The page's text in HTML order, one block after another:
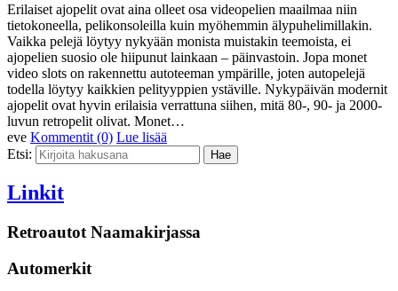
Erilaiset ajopelit ovat aina olleet osa videopelien maailmaa niin
tietokoneella, pelikonsoleilla kuin myöhemmin älypuhelimillakin.
Vaikka pelejä löytyy nykyään monista muistakin teemoista, ei
ajopelien suosio ole hiipunut lainkaan – päinvastoin. Jopa monet
video slots on rakennettu autoteeman ympärille, joten autopelejä
todella löytyy kaikkien pelityyppien ystäville. Nykypäivän modernit
ajopelit ovat hyvin erilaisia verrattuna siihen, mitä 80-, 90- ja 2000-
luvun retropelit olivat. Monet…
eve Kommentit (0) Lue lisää
Etsi:
Linkit
Retroautot Naamakirjassa
Automerkit